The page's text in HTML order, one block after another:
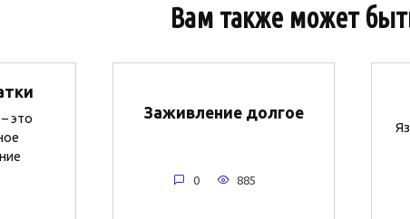
Вам также может
это
Заживление долгое
0 885